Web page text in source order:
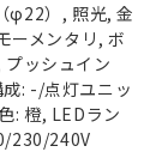
φ22）, 照光, 金
ーメンタリ, ボ
ッシュイン
: -/点灯ユニッ
: 橙, LEDラン
230/240V